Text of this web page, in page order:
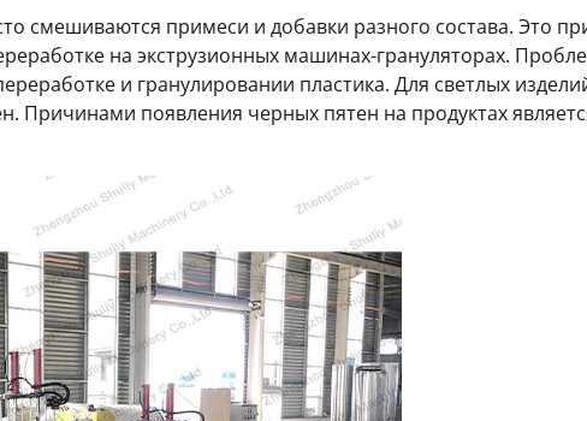
смешиваются примеси и добавки разного состава. Это
на экструзионных машинах-грануляторах.
и гранулировании пластика. Для светлых
Причинами появления черных пятен на продуктах